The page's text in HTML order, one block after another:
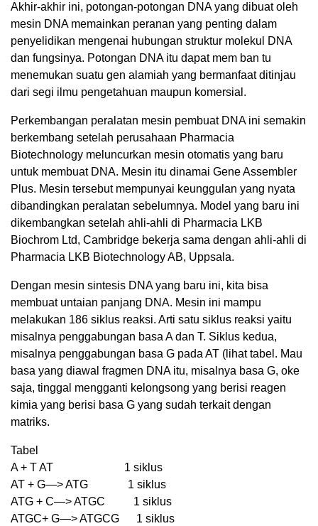
Akhir-akhir ini, potongan-potongan DNA yang dibuat oleh
mesin DNA memainkan peranan yang penting dalam
penyelidikan mengenai hubungan struktur molekul DNA
dan fungsinya. Potongan DNA itu dapat mem ban tu
menemukan suatu gen alamiah yang bermanfaat ditinjau
dari segi ilmu pengetahuan maupun komersial.
Perkembangan peralatan mesin pembuat DNA ini semakin
berkembang setelah perusahaan Pharmacia
Biotechnology meluncurkan mesin otomatis yang baru
untuk membuat DNA. Mesin itu dinamai Gene Assembler
Plus. Mesin tersebut mempunyai keunggulan yang nyata
dibandingkan peralatan sebelumnya. Model yang baru ini
dikembangkan setelah ahli-ahli di Pharmacia LKB
Biochrom Ltd, Cambridge bekerja sama dengan ahli-ahli di
Pharmacia LKB Biotechnology AB, Uppsala.
Dengan mesin sintesis DNA yang baru ini, kita bisa
membuat untaian panjang DNA. Mesin ini mampu
melakukan 186 siklus reaksi. Arti satu siklus reaksi yaitu
misalnya penggabungan basa A dan T. Siklus kedua,
misalnya penggabungan basa G pada AT (lihat tabel. Mau
basa yang diawal fragmen DNA itu, misalnya basa G, oke
saja, tinggal mengganti kelongsong yang berisi reagen
kimia yang berisi basa G yang sudah terkait dengan
matriks.
Tabel
A + T AT 1 siklus
AT + G—> ATG 1 siklus
ATG + C—> ATGC 1 siklus
ATGC+ G—> ATGCG 1 siklus